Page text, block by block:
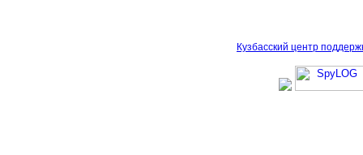
Кузбасский центр